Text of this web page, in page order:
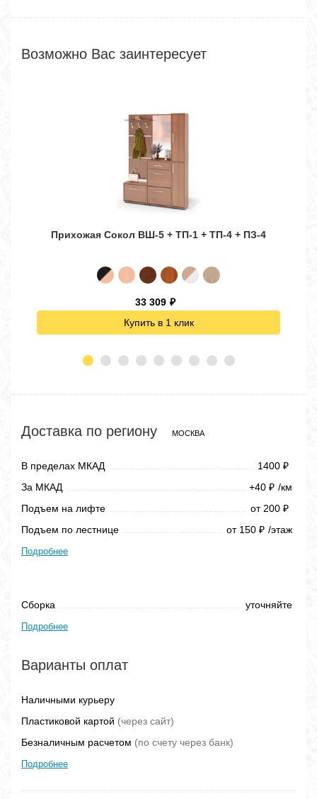
Возможно Вас заинтересует
Прихожая Сокол ВШ-5 + ТП-1 + ТП-4 + ПЗ-4
33 309 ₽
Купить в 1 клик
Доставка по региону МОСКВА
В пределах МКАД 1400 ₽
За МКАД +40 ₽ /км
Подъем на лифте
от 200 ₽
Подъем по лестнице от 150 ₽ /этаж
Подробнее
Сборка уточняйте
Подробнее
Варианты оплат
Наличными курьеру
Пластиковой картой (через сайт)
Безналичным расчетом (по счету через банк)
Подробнее